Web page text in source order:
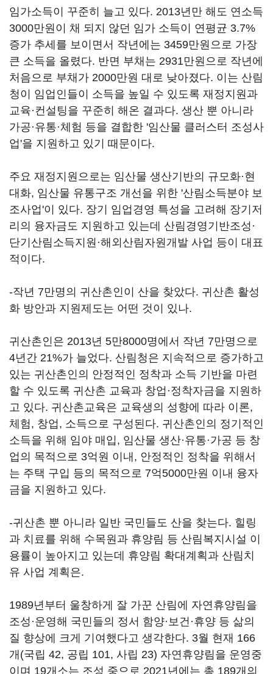
임가소득이 꾸준히 늘고 있다. 2013년만 해도 연소득
3000만원이 채 되지 않던 임가 소득이 연평균 3.7%
증가 추세를 보이면서 작년에는 3459만원으로 가장
큰 소득을 올렸다. 반면 부채는 2931만원으로 작년에
처음으로 부채가 2000만원 대로 낮아졌다. 이는 산림
청이 임업인들이 소득을 높일 수 있도록 재정지원과
교육·컨설팅을 꾸준히 해온 결과다. 생산 뿐 아니라
가공·유통·체험 등을 결합한 '임산물 클러스터 조성사
업'을 지원하고 있기 때문이다.
주요 재정지원으로는 임산물 생산기반의 규모화·현
대화, 임산물 유통구조 개선을 위한 '산림소득분야 보
조사업'이 있다. 장기 임업경영 특성을 고려해 장기저
리의 융자금도 지원하고 있는데 산림경영기반조성·
단기산림소득지원·해외산림자원개발 사업 등이 대표
적이다.
-작년 7만명의 귀산촌인이 산을 찾았다. 귀산촌 활성
화 방안과 지원제도는 어떤 것이 있나.
귀산촌인은 2013년 5만8000명에서 작년 7만명으로
4년간 21%가 늘었다. 산림청은 지속적으로 증가하고
있는 귀산촌인의 안정적인 정착과 소득 기반을 마련
할 수 있도록 귀산촌 교육과 창업·정착자금을 지원하
고 있다. 귀산촌교육은 교육생의 성향에 따라 이론,
체험, 창업, 소득으로 구성된다. 귀산촌인의 정기적인
소득을 위해 임야 매입, 임산물 생산·유통·가공 등 창
업의 목적으로 3억원 이내, 안정적인 정착을 위해서
는 주택 구입 등의 목적으로 7억5000만원 이내 융자
금을 지원하고 있다.
-귀산촌 뿐 아니라 일반 국민들도 산을 찾는다. 힐링
과 치료를 위해 수목원과 휴양림 등 산림복지시설 이
용률이 높아지고 있는데 휴양림 확대계획과 산림치
유 사업 계획은.
1989년부터 울창하게 잘 가꾼 산림에 자연휴양림을
조성·운영해 국민들의 정서 함양·보건·휴양 등 삶의
질 향상에 크게 기여했다고 생각한다. 3월 현재 166
개(국립 42, 공립 101, 사립 23) 자연휴양림을 운영중
이며 19개소는 조성 중으로 2021년에는 총 189개의